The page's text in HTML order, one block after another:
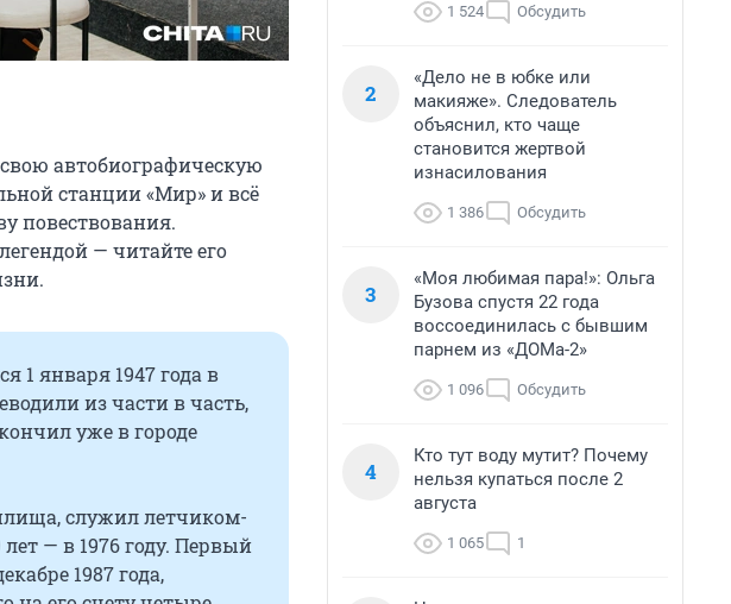
автобиографическую
станции «Мир» и всё
повествования.
— читайте его
1 января 1947 года в
из части в часть,
уже в городе
служил летчиком-
— в 1976 году. Первый
1987 года,
1 524 Обсудить
2
«Дело не в юбке или
макияже». Следователь
объяснил, кто чаще
становится жертвой
изнасилования
1 386 Обсудить
3
«Моя любимая пара!»: Ольга
Бузова спустя 22 года
воссоединилась с бывшим
парнем из «ДОМа-2»
1 096 Обсудить
4
Кто тут воду мутит? Почему
нельзя купаться после 2
августа
1 065 1